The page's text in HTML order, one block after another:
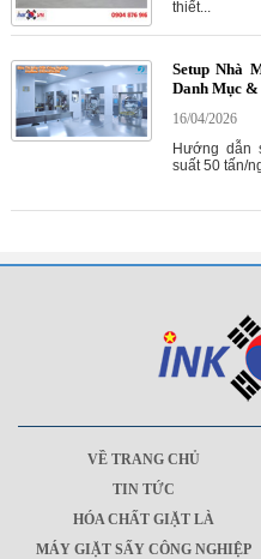
thiết...
Setup Nhà
Danh Mục
16/04/2026
Hướng dẫn
suất 50 tấn/
VỀ TRANG CHỦ
TIN TỨC
HÓA CHẤT GIẶT LÀ
MÁY GIẶT SẤY CÔNG NGHIỆP